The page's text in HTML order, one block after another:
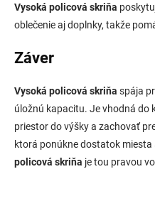
Vysoká policová skriňa
oblečenie aj doplnky, takže
Záver
Vysoká policová skriňa spája
úložnú kapacitu. Je vhodná do
priestor do výšky a zachovať
ktorá ponúkne dostatok miesta
policová skriňa je tou pravou